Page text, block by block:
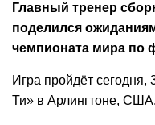
Главный тренер
поделился
чемпионата мира по
Игра пройдёт
Ти» в Арлингтоне, США.